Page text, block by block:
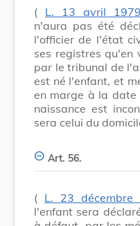
( L. 13 avril 1979
n'aura pas été
l'officier de l'état
ses registres qu'en
par le tribunal de
est né l'enfant, et
en marge à la date
naissance est
sera celui du
Art. 56.
( L. 23 décembre
l'enfant sera